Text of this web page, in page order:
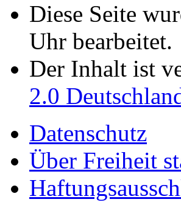
Diese Seite
Uhr bearbeitet.
Der Inhalt ist
2.0
Datenschutz
Über Freiheit